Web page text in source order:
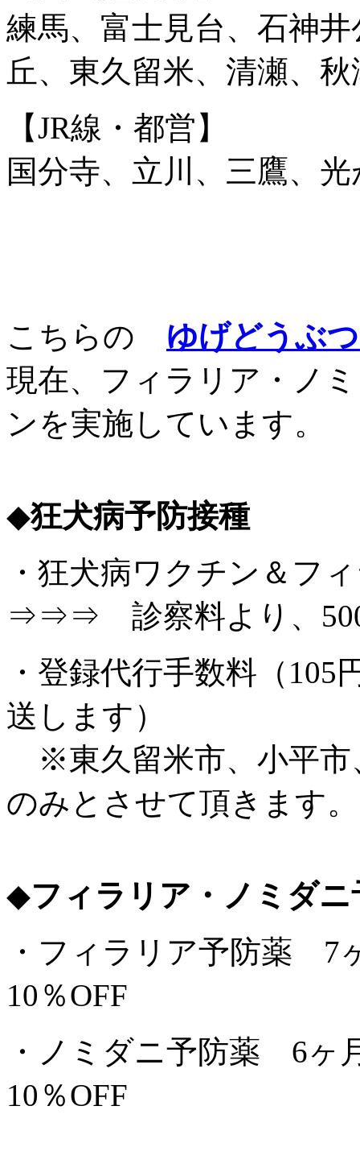
練馬、富士見台、石神
丘、東久留米、清瀬、秋
【JR線・都営】
国分寺、立川、三鷹、
こちらの ゆげどうぶ
現在、フィラリア・ノ
ンを実施しています。
◆狂犬病予防接種
・狂犬病ワクチン＆
⇒⇒⇒ 診察料より、
・登録代行手数料（
送します）
※東久留米市、小平市
のみとさせて頂きます。
◆フィラリア・ノミダニ
・フィラリア予防
10％OFF
・ノミダニ予防薬
10％OFF